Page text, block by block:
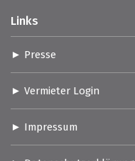
Links
Presse
Vermieter Login
Impressum